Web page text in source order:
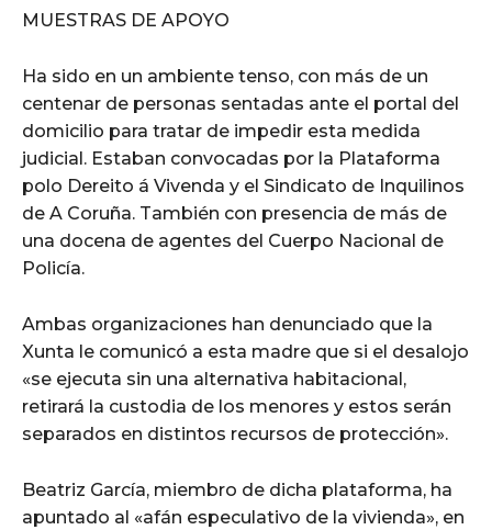
MUESTRAS DE APOYO
Ha sido en un ambiente tenso, con más de un
centenar de personas sentadas ante el portal del
domicilio para tratar de impedir esta medida
judicial. Estaban convocadas por la Plataforma
polo Dereito á Vivenda y el Sindicato de Inquilinos
de A Coruña. También con presencia de más de
una docena de agentes del Cuerpo Nacional de
Policía.
Ambas organizaciones han denunciado que la
Xunta le comunicó a esta madre que si el desalojo
«se ejecuta sin una alternativa habitacional,
retirará la custodia de los menores y estos serán
separados en distintos recursos de protección».
Beatriz García, miembro de dicha plataforma, ha
apuntado al «afán especulativo de la vivienda», en